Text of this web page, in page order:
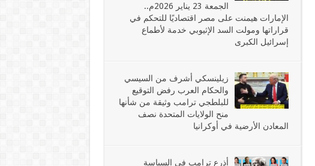
الجمعة 23 يناير 2026م..
الإمارات هيمنت على مصر اقتصاديًا للتحكم في
قراراتها ومولت السد الإثيوبي خدمة لأطماع
إسرائيل الكبرى
زيلينسكي أشرف من السيسي
والحكام العرب رفض التوقيع
للبلطجي ترامب وثيقة من شأنها
منح الولايات المتحدة نصف
المعادن الأرضية في أوكرانيا
أذرع ترامب في السياسة